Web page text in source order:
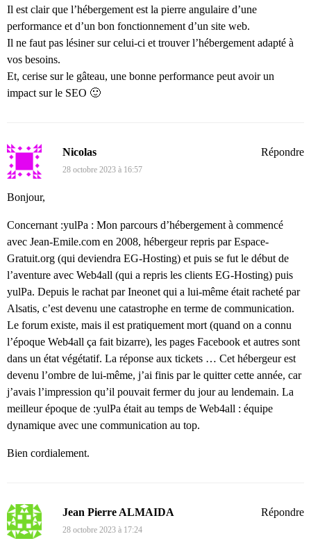
Il est clair que l’hébergement est la pierre angulaire d’une
performance et d’un bon fonctionnement d’un site web.
Il ne faut pas lésiner sur celui-ci et trouver l’hébergement adapté à
vos besoins.
Et, cerise sur le gâteau, une bonne performance peut avoir un
impact sur le SEO 🙂
Nicolas
28 octobre 2023 à 16:57
Bonjour,
Concernant :yulPa : Mon parcours d’hébergement à commencé
avec Jean-Emile.com en 2008, hébergeur repris par Espace-
Gratuit.org (qui deviendra EG-Hosting) et puis se fut le début de
l’aventure avec Web4all (qui a repris les clients EG-Hosting) puis
yulPa. Depuis le rachat par Ineonet qui a lui-même était racheté par
Alsatis, c’est devenu une catastrophe en terme de communication.
Le forum existe, mais il est pratiquement mort (quand on a connu
l’époque Web4all ça fait bizarre), les pages Facebook et autres sont
dans un état végétatif. La réponse aux tickets … Cet hébergeur est
devenu l’ombre de lui-même, j’ai finis par le quitter cette année, car
j’avais l’impression qu’il pouvait fermer du jour au lendemain. La
meilleur époque de :yulPa était au temps de Web4all : équipe
dynamique avec une communication au top.
Bien cordialement.
Répondre
Jean Pierre ALMAIDA
28 octobre 2023 à 17:24
Répondre